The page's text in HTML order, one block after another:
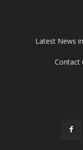
Latest News
Contact